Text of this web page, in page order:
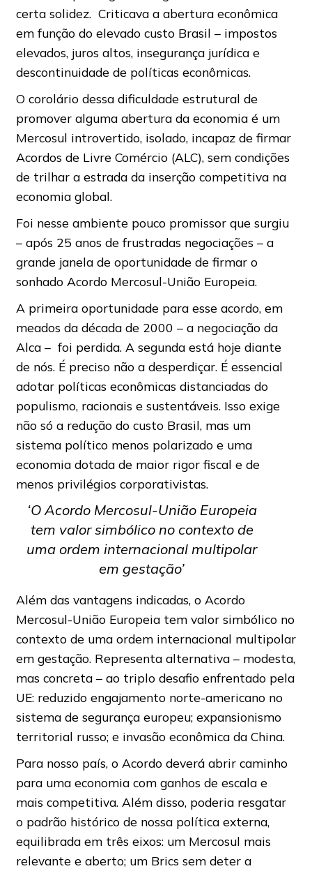
certa solidez. Criticava a abertura econômica
em função do elevado custo Brasil – impostos
elevados, juros altos, insegurança jurídica e
descontinuidade de políticas econômicas.
O corolário dessa dificuldade estrutural de
promover alguma abertura da economia é um
Mercosul introvertido, isolado, incapaz de firmar
Acordos de Livre Comércio (ALC), sem condições
de trilhar a estrada da inserção competitiva na
economia global.
Foi nesse ambiente pouco promissor que surgiu
– após 25 anos de frustradas negociações – a
grande janela de oportunidade de firmar o
sonhado Acordo Mercosul-União Europeia.
A primeira oportunidade para esse acordo, em
meados da década de 2000 – a negociação da
Alca – foi perdida. A segunda está hoje diante
de nós. É preciso não a desperdiçar. É essencial
adotar políticas econômicas distanciadas do
populismo, racionais e sustentáveis. Isso exige
não só a redução do custo Brasil, mas um
sistema político menos polarizado e uma
economia dotada de maior rigor fiscal e de
menos privilégios corporativistas.
‘O Acordo Mercosul-União Europeia
tem valor simbólico no contexto de
uma ordem internacional multipolar
em gestação’
Além das vantagens indicadas, o Acordo
Mercosul-União Europeia tem valor simbólico no
contexto de uma ordem internacional multipolar
em gestação. Representa alternativa – modesta,
mas concreta – ao triplo desafio enfrentado pela
UE: reduzido engajamento norte-americano no
sistema de segurança europeu; expansionismo
territorial russo; e invasão econômica da China.
Para nosso país, o Acordo deverá abrir caminho
para uma economia com ganhos de escala e
mais competitiva. Além disso, poderia resgatar
o padrão histórico de nossa política externa,
equilibrada em três eixos: um Mercosul mais
relevante e aberto; um Brics sem deter a